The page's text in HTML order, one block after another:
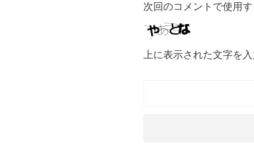
次回のコメントで使用
上に表示された文字を